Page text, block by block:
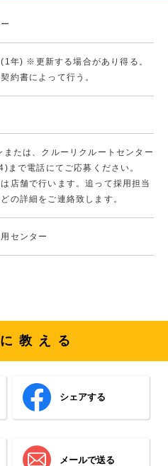
年) ※更新する場合があり得る。
約書によって行う。
または、クルーリクルートセンター
で電話にてご応募ください。
店舗で行います。追って採用担当
の詳細をご連絡致します。
センター
教える
シェアする
メールで送る